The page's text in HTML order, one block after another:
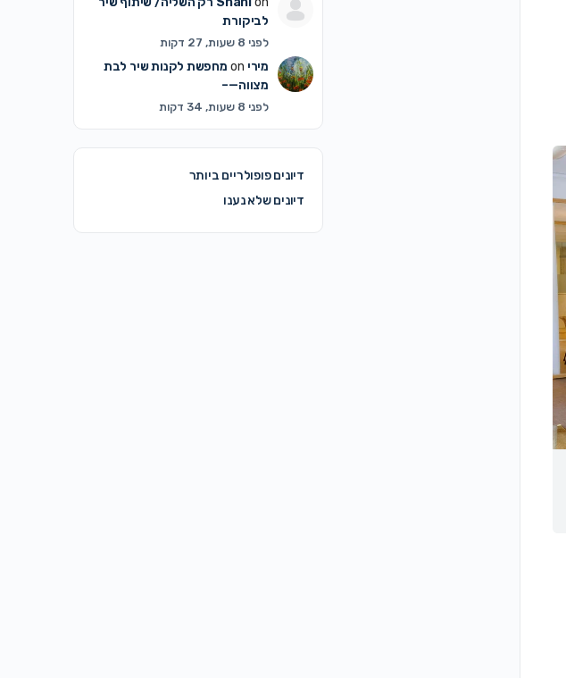
לביקורת
לפני 8 שעות, 27 דקות
מירי
מחפשת לקנות שיר לבת
מצווה—–
לפני 8 שעות, 34 דקות
דיונים פופולריים ביותר
דיונים שלא נענו